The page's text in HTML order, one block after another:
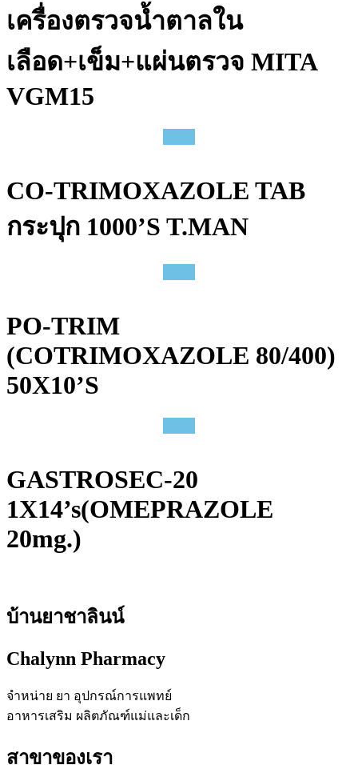
เครื่องตรวจน้ำตาลใน
เลือด+เข็ม+แผ่นตรวจ MITA
VGM15
CO-TRIMOXAZOLE TAB
กระปุก 1000’S T.MAN
PO-TRIM
(COTRIMOXAZOLE 80/400)
50X10’S
GASTROSEC-20
1X14’s(OMEPRAZOLE
20mg.)
บ้านยาชาลินน์
Chalynn Pharmacy
จำหน่าย ยา อุปกรณ์การแพทย์
อาหารเสริม ผลิตภัณฑ์แม่และเด็ก
สาขาของเรา